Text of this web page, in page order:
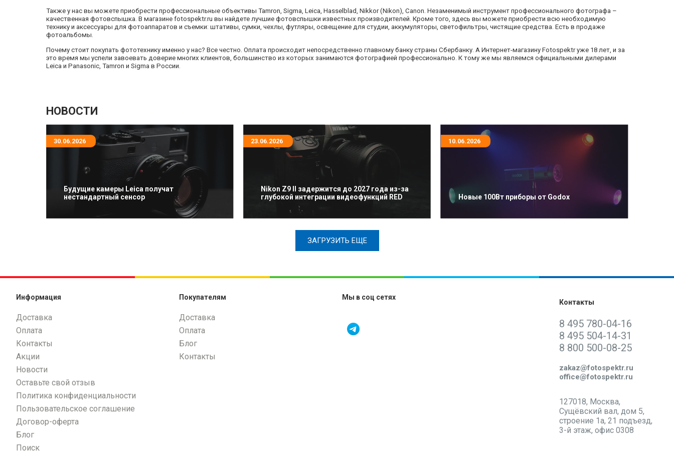
Также у нас вы можете приобрести профессиональные объективы Tamron, Sigma, Leiсa, Hasselblad, Nikkor (Nikon), Canon. Незаменимый инструмент профессионального фотографа –
качественная фотовспышка. В магазине fotospektr.ru вы найдете лучшие фотовспышки известных производителей. Кроме того, здесь вы можете приобрести всю необходимую
технику и аксессуары для фотоаппаратов и съемки: штативы, сумки, чехлы, футляры, освещение для студии, аккумуляторы, светофильтры, чистящие средства. Есть в продаже
фотоальбомы.
Почему стоит покупать фототехнику именно у нас? Все честно. Оплата происходит непосредственно главному банку страны Сбербанку. А Интернет-магазину Fotospektr уже 18 лет, и за
это время мы успели завоевать доверие многих клиентов, большинство из которых занимаются фотографией профессионально. К тому же мы являемся официальными дилерами
Leica и Panasonic, Tamron и Sigma в России.
НОВОСТИ
30.06.2026
Будущие камеры Leica получат
нестандартный сенсор
23.06.2026
Nikon Z9 II задержится до 2027 года из-за
глубокой интеграции видеофункций RED
10.06.2026
Новые 100Вт приборы от Godox
ЗАГРУЗИТЬ ЕЩЕ
Информация
Доставка
Оплата
Контакты
Акции
Новости
Оставьте свой отзыв
Политика конфиденциальности
Пользовательское соглашение
Договор-оферта
Блог
Поиск
Покупателям
Доставка
Оплата
Блог
Контакты
Мы в соц сетях
Контакты
8 495 780-04-16
8 495 504-14-31
8 800 500-08-25
zakaz@fotospektr.ru
office@fotospektr.ru
127018, Москва,
Сущёвский вал, дом 5,
строение 1а, 21 подъезд,
3-й этаж, офис 0308